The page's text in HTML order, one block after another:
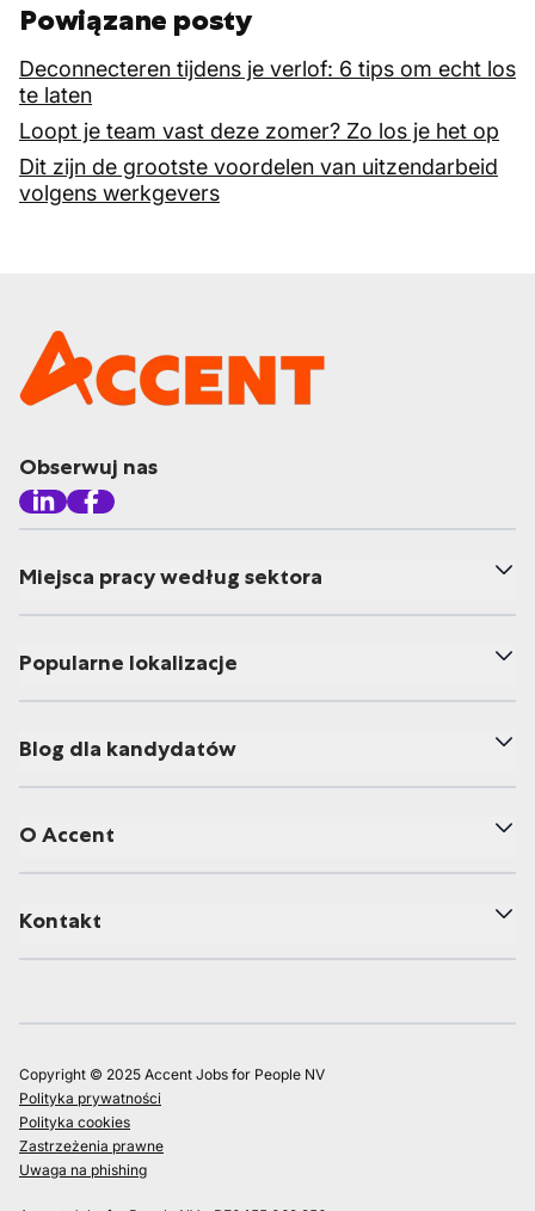
Powiązane posty
Deconnecteren tijdens je verlof: 6 tips om echt los
te laten
Loopt je team vast deze zomer? Zo los je het op
Dit zijn de grootste voordelen van uitzendarbeid
volgens werkgevers
Obserwuj nas
Miejsca pracy według sektora
Popularne lokalizacje
Blog dla kandydatów
O Accent
Kontakt
Copyright © 2025 Accent Jobs for People NV
Polityka prywatności
Polityka cookies
Zastrzeżenia prawne
Uwaga na phishing